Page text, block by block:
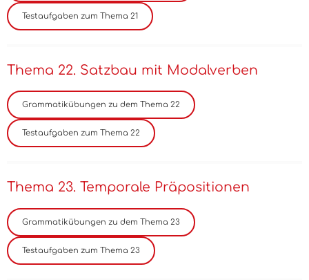
Thema 22. Satzbau mit Modalverben
Thema 23. Temporale Präpositionen